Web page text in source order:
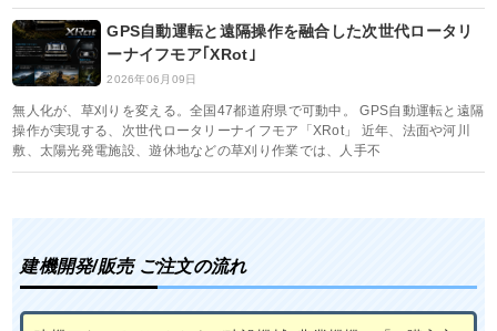
GPS自動運転と遠隔操作を融合した次世代ロータリ
ーナイフモア｢XRot｣
2026年06月09日
無人化が、草刈りを変える。全国47都道府県で可動中。 GPS自動運転と遠隔
操作が実現する、次世代ロータリーナイフモア「XRot」 近年、法面や河川
敷、太陽光発電施設、遊休地などの草刈り作業では、人手不
建機開発/販売 ご注文の流れ